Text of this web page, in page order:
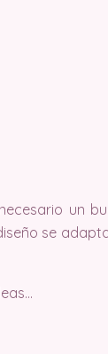
un
se